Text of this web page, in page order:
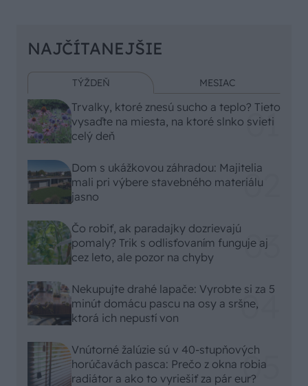
NAJČÍTANEJŠIE
TÝŽDEŇ MESIAC
Trvalky, ktoré znesú sucho a teplo? Tieto
vysaďte na miesta, na ktoré slnko svieti
celý deň
Dom s ukážkovou záhradou: Majitelia
mali pri výbere stavebného materiálu
jasno
Čo robiť, ak paradajky dozrievajú
pomaly? Trik s odlisťovaním funguje aj
cez leto, ale pozor na chyby
Nekupujte drahé lapače: Vyrobte si za 5
minút domácu pascu na osy a sršne,
ktorá ich nepustí von
Vnútorné žalúzie sú v 40-stupňových
horúčavách pasca: Prečo z okna robia
radiátor a ako to vyriešiť za pár eur?